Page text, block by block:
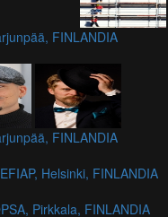
FINLANDIA
FINLANDIA
Helsinki, FINLANDIA
Pirkkala, FINLANDIA